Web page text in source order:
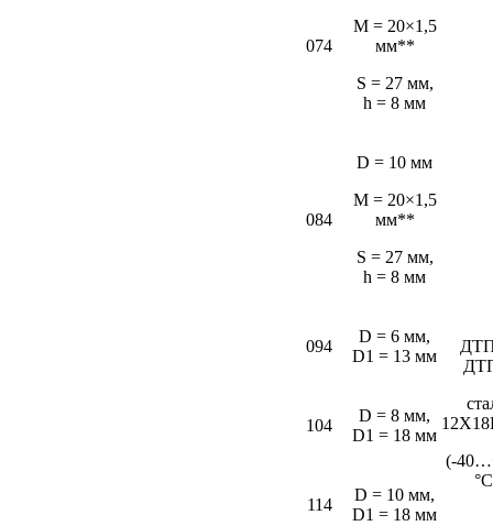
(-
074
M = 20×1,5
мм**
S = 27 мм,
h = 8 мм
084
D = 10 мм
M = 20×1,5
мм**
S = 27 мм,
h = 8 мм
094
D = 6 мм,
D1 = 13 мм
104
D = 8 мм,
D1 = 18 мм
114
D = 10 мм,
D1 = 18 мм